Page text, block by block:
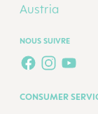
Austria
NOUS SUIVRE
FACEBOOK
CONSUMER